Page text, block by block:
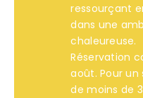
ressourçant
dans une
chaleureuse.
Réservation
août. Pour
de moins de